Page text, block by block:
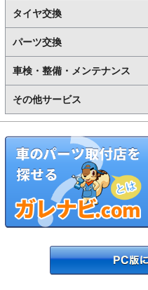
タイヤ交換
パーツ交換
車検・整備・メンテナンス
その他サービス